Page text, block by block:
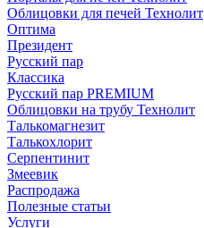
Облицовки для печей Технолит
Оптима
Президент
Русский пар
Классика
Русский пар PREMIUM
Облицовки на трубу Технолит
Талькомагнезит
Талькохлорит
Серпентинит
Змеевик
Распродажа
Полезные статьи
Услуги